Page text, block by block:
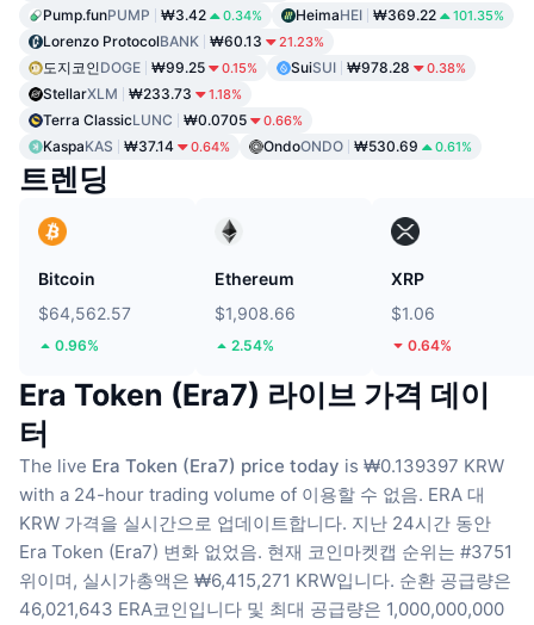
Pump.funPUMP ₩3.42 0.34% HeimaHEI ₩369.22 101.35%
Lorenzo ProtocolBANK ₩60.13 21.23%
도지코인DOGE ₩99.25 0.15% SuiSUI ₩978.28 0.38%
StellarXLM ₩233.73 1.18%
Terra ClassicLUNC ₩0.0705 0.66%
KaspaKAS ₩37.14 0.64% OndoONDO ₩530.69 0.61%
트렌딩
Bitcoin
$64,562.57
0.96%
Ethereum
$1,908.66
2.54%
XRP
$1.06
0.64%
Era Token (Era7) 라이브 가격 데이
터
The live Era Token (Era7) price today is ₩0.139397 KRW
with a 24-hour trading volume of 이용할 수 없음. ERA 대
KRW 가격을 실시간으로 업데이트합니다. 지난 24시간 동안
Era Token (Era7) 변화 없었음. 현재 코인마켓캡 순위는 #3751
위이며, 실시가총액은 ₩6,415,271 KRW입니다. 순환 공급량은
46,021,643 ERA코인입니다 및 최대 공급량은 1,000,000,000